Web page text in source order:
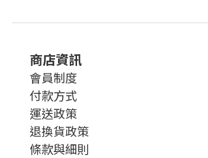
商店資訊
會員制度
付款方式
運送政策
退換貨政策
條款與細則